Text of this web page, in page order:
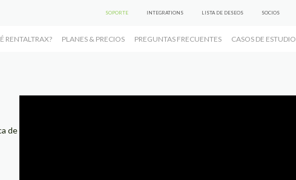
SOPORTE INTEGRATIONS LISTA DE DESEOS SOCIOS
RENTALTRAX? PLANES & PRECIOS PREGUNTAS FRECUENTES CASOS DE ESTUDIO
de